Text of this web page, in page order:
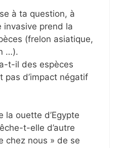
à ta question, à
invasive prend la
(frelon asiatique,
…).
t-il des espèces
pas d’impact négatif
la ouette d’Egypte
t-elle d’autre
chez nous » de se